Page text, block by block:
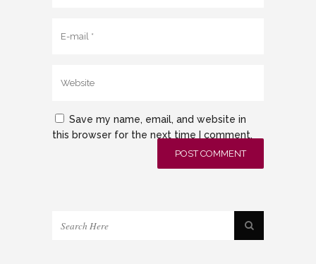
Save my name, email, and website in
this browser for the next time I comment.